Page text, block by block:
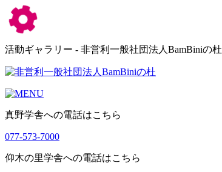
活動ギャラリー - 非営利一般社団法人BamBiniの杜
真野学舎への電話はこちら
077-573-7000
仰木の里学舎への電話はこちら